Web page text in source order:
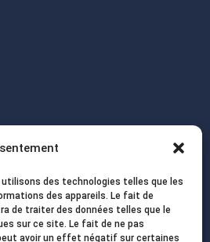
des technologies telles que les
des appareils. Le fait de
de traiter des données telles que le
sur ce site. Le fait de ne pas
avoir un effet négatif sur certaines